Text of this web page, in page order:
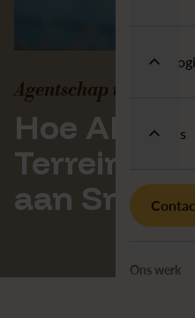
Over ons
Ons werk
Agentschap voor
Hoe ANB
aan Smart